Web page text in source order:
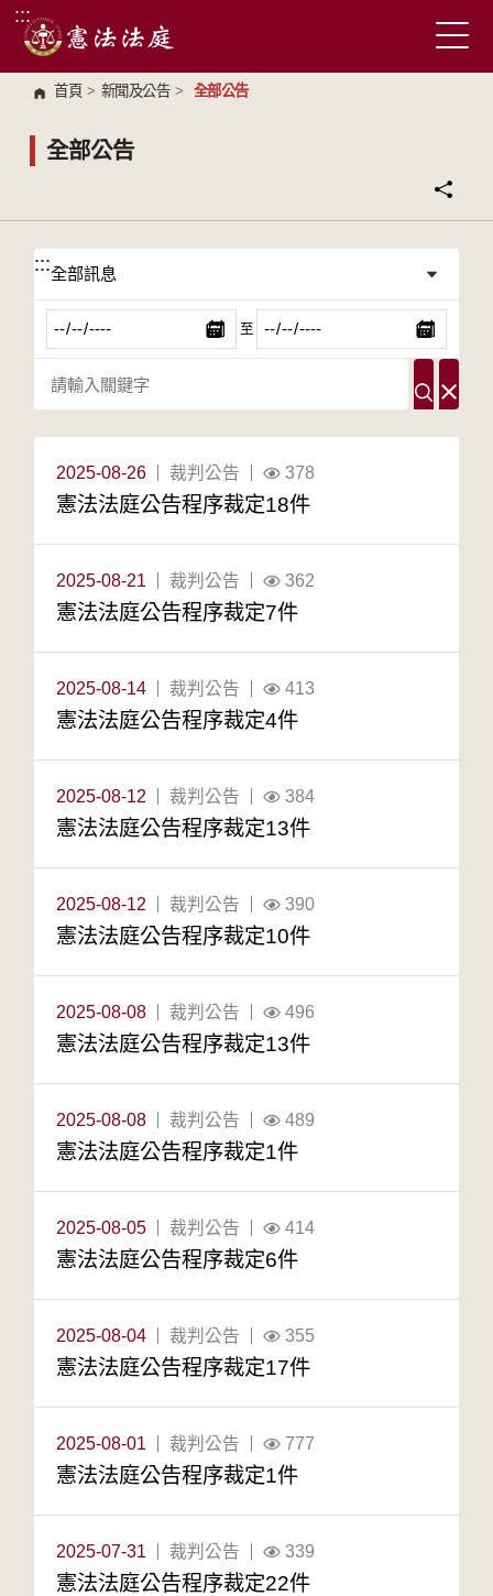
跳到主要內容區塊
:::
首頁 > 新聞及公告 > 全部公告
全部公告
:::
:::
至
2025-08-26 裁判公告 378
憲法法庭公告程序裁定18件
2025-08-21 裁判公告 362
憲法法庭公告程序裁定7件
2025-08-14 裁判公告 413
憲法法庭公告程序裁定4件
2025-08-12 裁判公告 384
憲法法庭公告程序裁定13件
2025-08-12 裁判公告 390
憲法法庭公告程序裁定10件
2025-08-08 裁判公告 496
憲法法庭公告程序裁定13件
2025-08-08 裁判公告 489
憲法法庭公告程序裁定1件
2025-08-05 裁判公告 414
憲法法庭公告程序裁定6件
2025-08-04 裁判公告 355
憲法法庭公告程序裁定17件
2025-08-01 裁判公告 777
憲法法庭公告程序裁定1件
2025-07-31 裁判公告 339
憲法法庭公告程序裁定22件